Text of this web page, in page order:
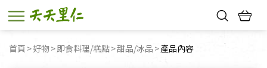
首頁 好物 即食料理/糕點 甜品/冰品 目前頁面：
產品內容